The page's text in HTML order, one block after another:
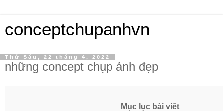
conceptchupanhvn
Thứ Sáu, 22 tháng 4, 2022
những concept chụp ảnh đẹp
Mục lục bài viết